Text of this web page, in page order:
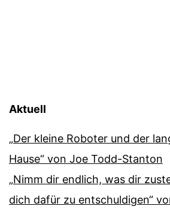
Aktuell
„Der kleine Roboter und der
Hause“ von Joe Todd-Stanton
„Nimm dir endlich, was dir
dich dafür zu entschuldigen“